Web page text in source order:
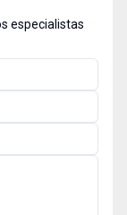
especialistas